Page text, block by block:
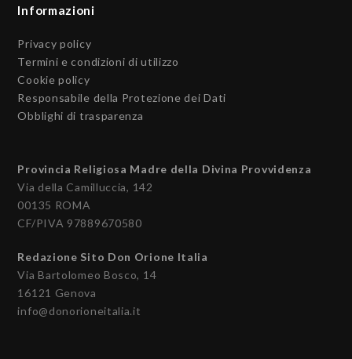
Informazioni
Privacy policy
Termini e condizioni di utilizzo
Cookie policy
Responsabile della Protezione dei Dati
Obblighi di trasparenza
Provincia Religiosa Madre della Divina Provvidenza
Via della Camilluccia, 142
00135 ROMA
CF/PIVA 97889670580
Redazione Sito Don Orione Italia
Via Bartolomeo Bosco, 14
16121 Genova
info@donorioneitalia.it